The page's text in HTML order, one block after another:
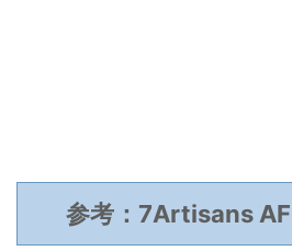
参考：7Artisans